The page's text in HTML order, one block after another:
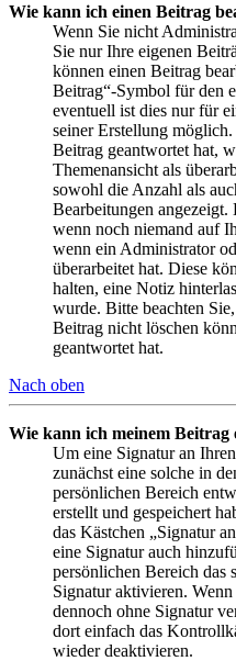
Wie kann ich einen Beitrag
Wenn Sie nicht
Sie nur Ihre eigenen
können einen Beitrag
Beitrag“-Symbol für den
eventuell ist dies nur für
seiner Erstellung
Beitrag geantwortet hat,
Themenansicht als
sowohl die Anzahl als
Bearbeitungen
wenn noch niemand auf
wenn ein Administrator
überarbeitet hat. Diese
halten, eine Notiz
wurde. Bitte beachten
Beitrag nicht löschen
geantwortet hat.
Nach oben
Wie kann ich meinem Beitrag
Um eine Signatur an
zunächst eine solche in
persönlichen Bereich
erstellt und gespeichert
das Kästchen „Signatur
eine Signatur auch
persönlichen Bereich das
Signatur aktivieren.
dennoch ohne Signatur
dort einfach das
wieder deaktivieren.